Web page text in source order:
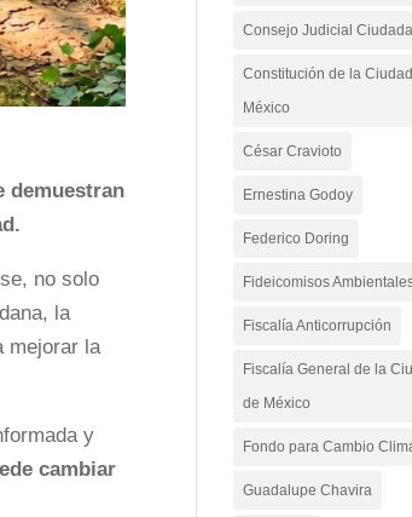
demuestran
no solo
la
mejorar la
y
cambiar
Consejo Judicial
Constitución de la
México
César Cravioto
Ernestina Godoy
Federico Doring
Fideicomisos
Fiscalía Anticorrupción
Fiscalía General de la
de México
Fondo para Cambio
Guadalupe Chavira